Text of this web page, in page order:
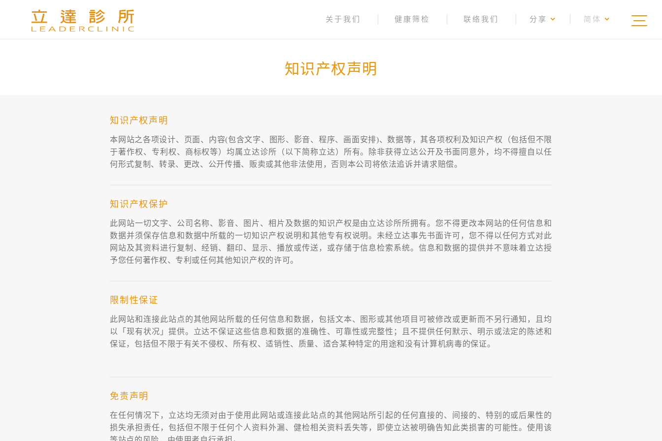
关于我们 健康筛检 联络我们 分享 简体
知识产权声明
知识产权声明
本网站之各项设计、页面、内容(包含文字、图形、影音、程序、画面安排)、数据等，其各项权利及知识产权（包括但不限
于著作权、专利权、商标权等）均属立达诊所（以下简称立达）所有。除非获得立达公开及书面同意外，均不得擅自以任
何形式复制、转录、更改、公开传播、贩卖或其他非法使用，否则本公司将依法追诉并请求赔偿。
知识产权保护
此网站一切文字、公司名称、影音、图片、相片及数据的知识产权是由立达诊所所拥有。您不得更改本网站的任何信息和
数据并须保存信息和数据中所载的一切知识产权说明和其他专有权说明。未经立达事先书面许可，您不得以任何方式对此
网站及其资料进行复制、经销、翻印、显示、播放或传送，或存储于信息检索系统。信息和数据的提供并不意味着立达授
予您任何著作权、专利或任何其他知识产权的许可。
限制性保证
此网站和连接此站点的其他网站所载的任何信息和数据，包括文本、图形或其他项目可被修改或更新而不另行通知，且均
以「现有状况」提供。立达不保证这些信息和数据的准确性、可靠性或完整性；且不提供任何默示、明示或法定的陈述和
保证，包括但不限于有关不侵权、所有权、适销性、质量、适合某种特定的用途和没有计算机病毒的保证。
免责声明
在任何情况下，立达均无须对由于使用此网站或连接此站点的其他网站所引起的任何直接的、间接的、特别的或后果性的
损失承担责任，包括但不限于任何个人资料外漏、健检相关资料丢失等，即使立达被明确告知此类损害的可能性。使用该